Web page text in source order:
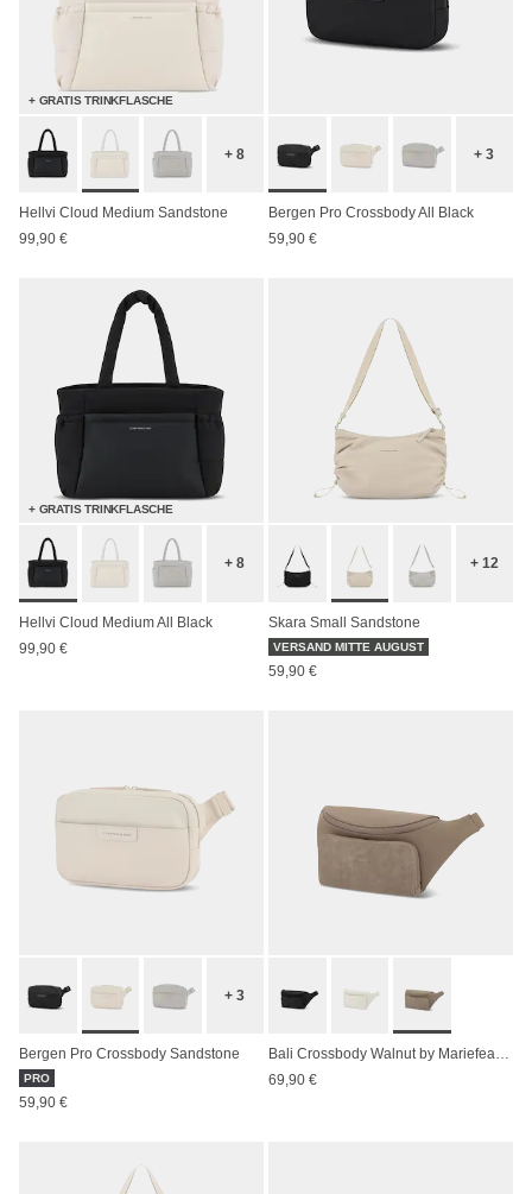
+ GRATIS TRINKFLASCHE
+ 8
Hellvi Cloud Medium Sandstone
99,90 €
+ 3
Bergen Pro Crossbody All Black
59,90 €
+ GRATIS TRINKFLASCHE
+ 8
Hellvi Cloud Medium All Black
99,90 €
+ 12
Skara Small Sandstone
VERSAND MITTE AUGUST
59,90 €
+ 3
Bergen Pro Crossbody Sandstone
PRO
59,90 €
Bali Crossbody Walnut by Mariefeandjakesnow
69,90 €